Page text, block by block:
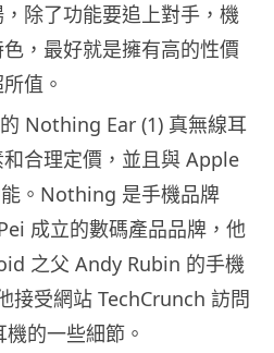
除了功能要追上對手，機
，最好就是擁有高的性價
值。
Nothing Ear (1) 真無線耳
合理定價，並且與 Apple
。Nothing 是手機品牌
成立的數碼產品品牌，他
之父 Andy Rubin 的手機
接受網站 TechCrunch 訪問
的一些細節。